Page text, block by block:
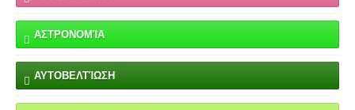
ΑΣΤΡΟΝΟΜΊΑ
ΑΥΤΟΒΕΛΤΊΩΣΗ